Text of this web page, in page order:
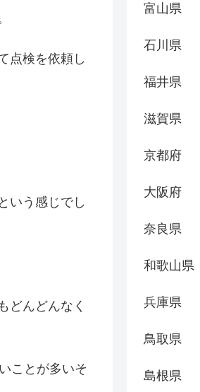
点検を依頼し
いう感じでし
どんどんなく
ことが多いそ
富山県
石川県
福井県
滋賀県
京都府
大阪府
奈良県
和歌山県
兵庫県
鳥取県
島根県